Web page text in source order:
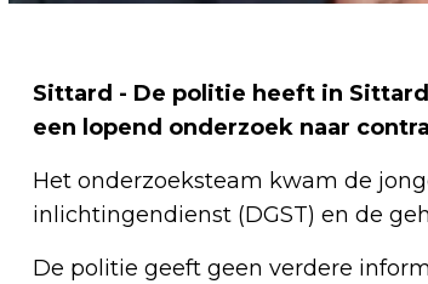
Sittard - De politie heeft in
een lopend onderzoek naar
Het onderzoeksteam kwam de
inlichtingendienst (DGST) en de
De politie geeft geen verdere